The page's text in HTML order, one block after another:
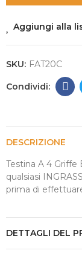
Aggiungi alla
SKU: FAT20C
DESCRIZIONE
Testina A 4 Griffe
qualsiasi
prima di
DETTAGLI DEL